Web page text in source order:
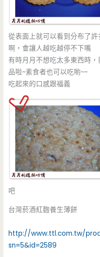
從表面上就可以看到分布了
啊，會讓人越吃越停不下嘴
有時月月不想吃太多東西時
品啦~素食者也可以吃喲~~
吃起來的口感跟福義
吧
台灣菸酒紅麴養生薄餅
http://www.ttl.com.tw/
sn=5&id=2589